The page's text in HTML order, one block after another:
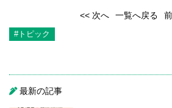
<< 次へ 一覧へ戻る
#トピック
最新の記事